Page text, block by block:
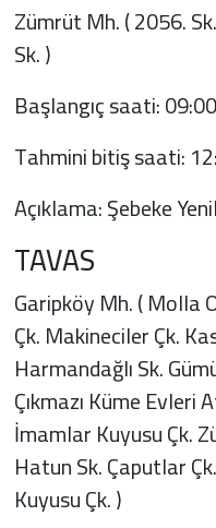
Zümrüt Mh. ( 2056.
Sk. )
Başlangıç saati: 09:00
Tahmini bitiş saati:
Açıklama: Şebeke
TAVAS
Garipköy Mh. ( Molla
Çk. Makineciler Çk.
Harmandağlı Sk.
Çıkmazı Küme Evleri
İmamlar Kuyusu Çk.
Hatun Sk. Çaputlar
Kuyusu Çk. )